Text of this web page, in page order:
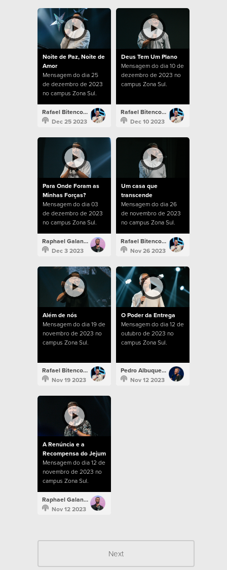
Noite de Paz, Noite de
Amor
Mensagem do dia 25
de dezembro de 2023
no campus Zona Sul.
Rafael Bitencourt
Dec 25 2023
Deus Tem Um Plano
Mensagem do dia 10 de
dezembro de 2023 no
campus Zona Sul.
Rafael Bitencourt
Dec 10 2023
Para Onde Foram as
Minhas Forças?
Mensagem do dia 03
de dezembro de 2023
no campus Zona Sul.
Raphael Galante
Dec 3 2023
Um casa que
transcende
Mensagem do dia 26
de novembro de 2023
no campus Zona Sul.
Rafael Bitencourt
Nov 26 2023
Além de nós
Mensagem do dia 19 de
novembro de 2023 no
campus Zona Sul.
Rafael Bitencourt
Nov 19 2023
O Poder da Entrega
Mensagem do dia 12 de
outubro de 2023 no
campus Zona Sul.
Pedro Albuquerque
Nov 12 2023
A Renúncia e a
Recompensa do Jejum
Mensagem do dia 12 de
novembro de 2023 no
campus Zona Sul.
Raphael Galante
Nov 12 2023
Next